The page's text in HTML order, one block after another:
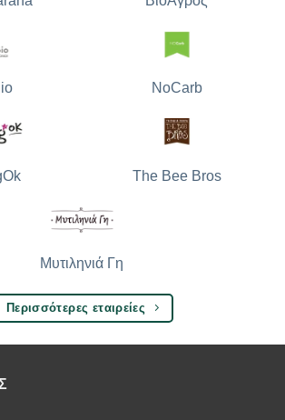
NoCarb
The Bee Bros
Μυτιληνιά Γη
Περισσότερες εταιρείες